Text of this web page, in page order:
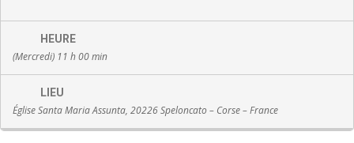
HEURE
(Mercredi) 11 h 00 min
LIEU
Église Santa Maria Assunta, 20226 Speloncato – Corse – France